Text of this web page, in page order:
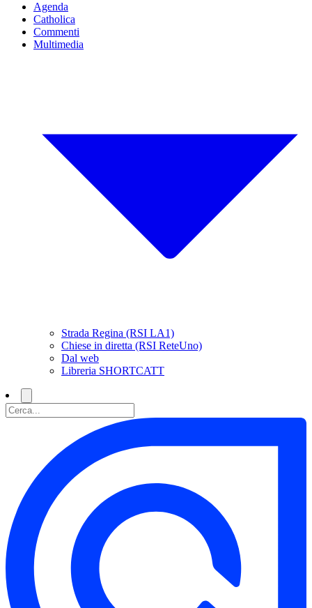
Agenda
Catholica
Commenti
Multimedia
Strada Regina (RSI LA1)
Chiese in diretta (RSI ReteUno)
Dal web
Libreria SHORTCATT